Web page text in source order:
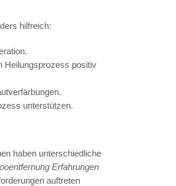
hilfreich:
Heilungsprozess positiv
unterstützen.
haben unterschiedliche
Erfahrungen
auftreten